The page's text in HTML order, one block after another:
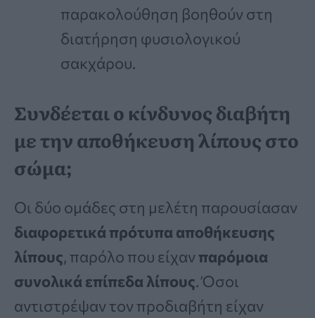
παρακολούθηση βοηθούν στη
διατήρηση φυσιολογικού
σακχάρου.
Συνδέεται ο κίνδυνος διαβήτη
με την αποθήκευση λίπους στο
σώμα;
Οι δύο ομάδες στη μελέτη παρουσίασαν
διαφορετικά πρότυπα αποθήκευσης
λίπους, παρόλο που είχαν παρόμοια
συνολικά επίπεδα λίπους. Όσοι
αντιστρέψαν τον προδιαβήτη είχαν